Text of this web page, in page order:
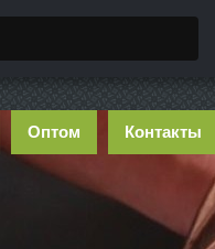
Оптом Контакты